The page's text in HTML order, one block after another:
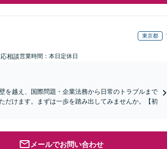
東京都
相談営業時間：本日定休日
を越え、国際問題・企業法務から日常のトラブルまで
だけます。まずは一歩を踏み出してみませんか。【初
メールでお問い合わせ